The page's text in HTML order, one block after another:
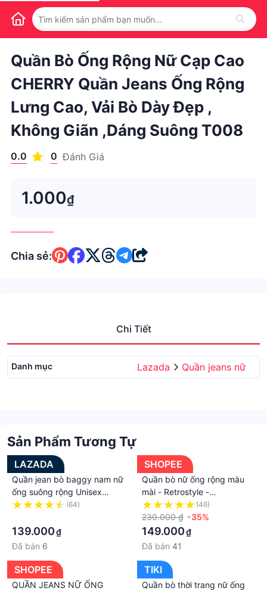
1 1
Quần Bò Ống Rộng Nữ Cạp Cao
CHERRY Quần Jeans Ống Rộng
Lưng Cao, Vải Bò Dày Đẹp ,
Không Giãn ,dáng Suông T008
0.0 0 Đánh Giá
1.000₫
Chia sẻ:
Chi Tiết
Danh mục Lazada Quần jeans nữ
Sản Phẩm Tương Tự
LAZADA
Quần jean bò baggy nam nữ
ống suông rộng Unisex
phong cách Hàn Quốc sành
(64)
139.000₫
Đã bán 6
SHOPEE
Quần bò nữ ống rộng màu
mài - Retrostyle -
Quanjeanongrong9323_P8K2
(46)
230.000 ₫ -35%
149.000₫
Đã bán 41
SHOPEE
QUẦN JEANS NỮ ỐNG
TIKI
Quần bò thời trang nữ ống